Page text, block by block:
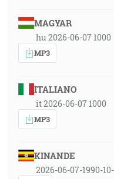
MAGYAR
hu 2026-06-07 1000
MP3
ITALIANO
it 2026-06-07 1000
MP3
KINANDE
2026-06-07-1990-